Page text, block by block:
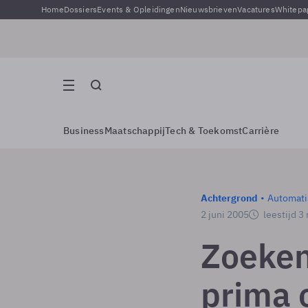
HomeDossiersEvents & OpleidingenNieuwsbrievenVacatures
BusinessMaatschappijTech & ToekomstCarrière
Achtergrond
2 juni 2005
leestijd 3
prima